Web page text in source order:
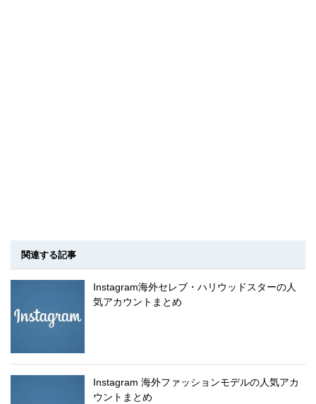
関連する記事
Instagram海外セレブ・ハリウッドスターの人
気アカウントまとめ
Instagram 海外ファッションモデルの人気アカ
ウントまとめ